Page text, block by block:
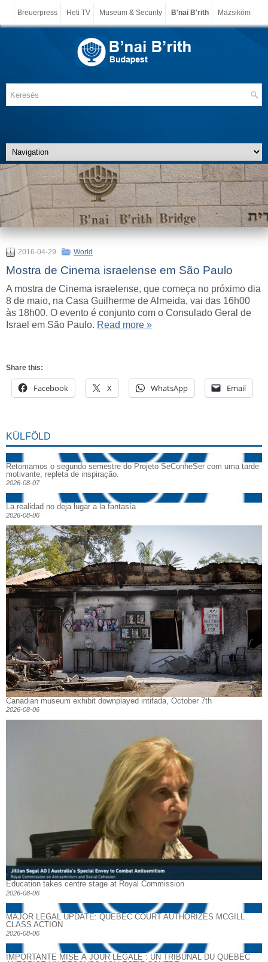
Breuerpress Heti TV Museum & Security B'nai B'rith Mazsiköm
2016-04-29 World
Mostra de Cinema israelense em São Paulo
A mostra de Cinema israelense, que começa no próximo dia
8 de maio, na Casa Guilherme de Almeida, vai das 16h00
às 18h00. O evento é conjunto com o Consulado Geral de
Israel em São Paulo. Read more »
Share this:
Facebook X WhatsApp Email
KÜLFÖLD
Retomamos o segundo semestre do Projeto SeConheSer com uma tarde
motivante, repleta de inspiração.
2026-08-07
La realidad no deja lugar a la fantasía
2026-08-06
Canadian museum exhibit downplayed intifada, October 7th
2026-08-06
Education takes centre stage at Royal Commission
2026-08-06
MAJOR LEGAL UPDATE: QUEBEC COURT AUTHORIZES MCGILL
CLASS ACTION
2026-08-06
IMPORTANTE MISE À JOUR LÉGALE : UN TRIBUNAL DU QUÉBEC